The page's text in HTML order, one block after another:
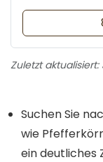
Zuletzt aktualisiert:
Suchen Sie
wie
ein deutliches